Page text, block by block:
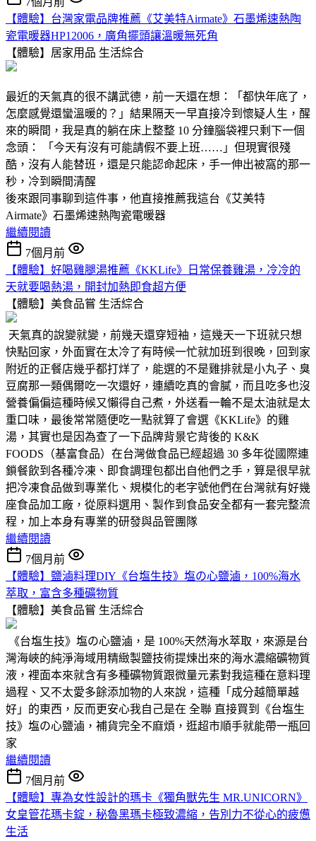
【體驗】台灣家電品牌推薦《艾美特Airmate》石墨烯速熱陶
瓷電暖器HP12006，廣角擺頭讓溫暖無死角
【體驗】居家用品 生活綜合
最近的天氣真的很不講武德，前一天還在想：「都快年底了，
怎麼感覺還蠻溫暖的？」結果隔天一早直接冷到懷疑人生，醒
來的瞬間，我是真的躺在床上整整 10 分鐘腦袋裡只剩下一個
念頭： 「今天有沒有可能請假不要上班……」但現實很殘
酷，沒有人能替班，還是只能認命起床，手一伸出被窩的那一
秒，冷到瞬間清醒
後來跟同事聊到這件事，他直接推薦我這台《艾美特
Airmate》石墨烯速熱陶瓷電暖器
繼續閱讀
7個月前
【體驗】好喝雞腿湯推薦《KKLife》日常保養雞湯，冷冷的
天就要喝熱湯，開封加熱即食超方便
【體驗】美食品嘗 生活綜合
天氣真的說變就變，前幾天還穿短袖，這幾天一下班就只想
快點回家，外面實在太冷了有時候一忙就加班到很晚，回到家
附近的正餐店幾乎都打烊了，能選的不是雞排就是小丸子、臭
豆腐那一類偶爾吃一次還好，連續吃真的會膩，而且吃多也沒
營養偏偏這種時候又懶得自己煮，外送看一輪不是太油就是太
重口味，最後常常隨便吃一點就算了會選《KKLife》的雞
湯，其實也是因為查了一下品牌背景它背後的 K&K
FOODS（基富食品）在台灣做食品已經超過 30 多年從國際連
鎖餐飲到各種冷凍、即食調理包都出自他們之手，算是很早就
把冷凍食品做到專業化、規模化的老字號他們在台灣就有好幾
座食品加工廠，從原料選用、製作到食品安全都有一套完整流
程，加上本身有專業的研發與品管團隊
繼續閱讀
7個月前
【體驗】鹽滷料理DIY《台塩生技》塩の心鹽滷，100%海水
萃取，富含多種礦物質
【體驗】美食品嘗 生活綜合
《台塩生技》塩の心鹽滷，是 100%天然海水萃取，來源是台
灣海峽的純淨海域用精緻製鹽技術提煉出來的海水濃縮礦物質
液，裡面本來就含有多種礦物質跟微量元素對我這種在意料理
過程、又不太愛多餘添加物的人來說，這種「成分越簡單越
好」的東西，反而更安心我自己是在 全聯 直接買到《台塩生
技》塩の心鹽滷，補貨完全不麻煩，逛超市順手就能帶一瓶回
家
繼續閱讀
7個月前
【體驗】專為女性設計的瑪卡《獨角獸先生 MR.UNICORN》
女皇管花瑪卡錠，秘魯黑瑪卡極致濃縮，告別力不從心的疲憊
生活